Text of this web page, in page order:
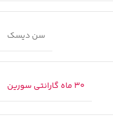
سن دیسک
30 ماه گارانتی سورین